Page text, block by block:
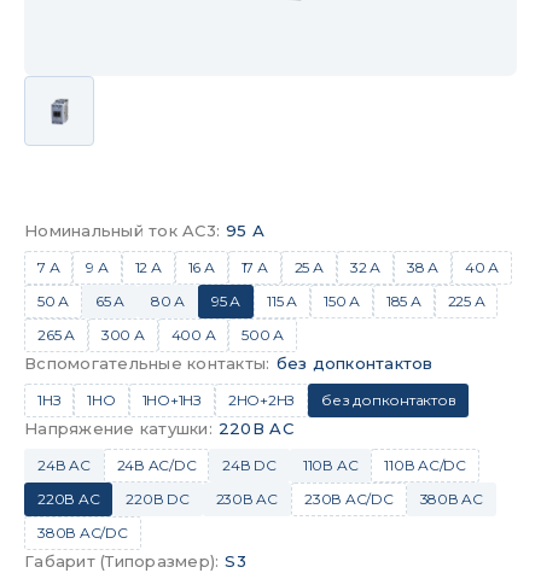
Номинальный ток AC3: 95 А
7 А 9 А 12 А 16 А 17 А 25 А 32 А 38 А
40 А
50 А
65 А 80 А 95 А 115 А 150 А 185 А
225 А
265 А
300 А 400 А 500 А
Вспомогательные контакты: без допконтактов
1НЗ 1НО 1НО+1НЗ 2НО+2НЗ без допконтактов
Напряжение катушки: 220В AC
24В AC 24В AC/DC 24В DC 110В AC
110В AC/DC
220В AC
220В DC 230В AC 230В AC/DC
380В AC
380В AC/DC
Габарит (Типоразмер): S3